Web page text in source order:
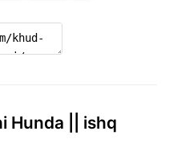
Hunda || ishq